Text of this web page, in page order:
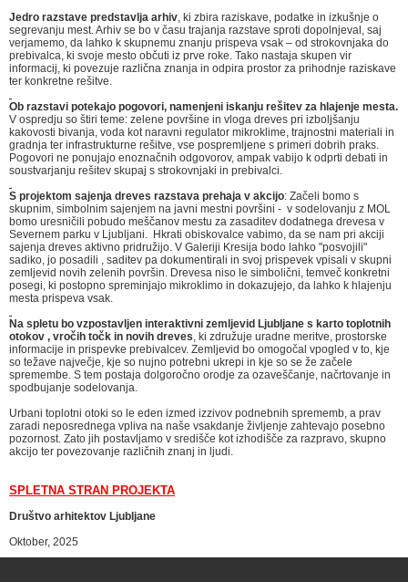
Jedro razstave predstavlja arhiv , ki zbira raziskave, podatke in izkušnje o
segrevanju mest. Arhiv se bo v času trajanja razstave sproti dopolnjeval, saj
verjamemo, da lahko k skupnemu znanju prispeva vsak – od strokovnjaka do
prebivalca, ki svoje mesto občuti iz prve roke. Tako nastaja skupen vir
informacij, ki povezuje različna znanja in odpira prostor za prihodnje raziskave
ter konkretne rešitve.
Ob razstavi potekajo pogovori, namenjeni iskanju rešitev za hlajenje mesta.
V ospredju so štiri teme: zelene površine in vloga dreves pri izboljšanju
kakovosti bivanja, voda kot naravni regulator mikroklime, trajnostni materiali in
gradnja ter infrastrukturne rešitve, vse pospremljene s primeri dobrih praks.
Pogovori ne ponujajo enoznačnih odgovorov, ampak vabijo k odprti debati in
soustvarjanju rešitev skupaj s strokovnjaki in prebivalci.
S projektom sajenja dreves razstava prehaja v akcijo: Začeli bomo s
skupnim, simbolnim sajenjem na javni mestni površini - v sodelovanju z MOL
bomo uresničili pobudo meščanov mestu za zasaditev dodatnega drevesa v
Severnem parku v Ljubljani. Hkrati obiskovalce vabimo, da se nam pri akciji
sajenja dreves aktivno pridružijo. V Galeriji Kresija bodo lahko "posvojili"
sadiko, jo posadili , saditev pa dokumentirali in svoj prispevek vpisali v skupni
zemljevid novih zelenih površin. Drevesa niso le simbolični, temveč konkretni
posegi, ki postopno spreminjajo mikroklimo in dokazujejo, da lahko k hlajenju
mesta prispeva vsak.
Na spletu bo vzpostavljen interaktivni zemljevid Ljubljane s karto toplotnih
otokov , vročih točk in novih dreves , ki združuje uradne meritve, prostorske
informacije in prispevke prebivalcev. Zemljevid bo omogočal vpogled v to, kje
so težave največje, kje so nujno potrebni ukrepi in kje so se že začele
spremembe. S tem postaja dolgoročno orodje za ozaveščanje, načrtovanje in
spodbujanje sodelovanja.
Urbani toplotni otoki so le eden izmed izzivov podnebnih sprememb, a prav
zaradi neposrednega vpliva na naše vsakdanje življenje zahtevajo posebno
pozornost. Zato jih postavljamo v središče kot izhodišče za razpravo, skupno
akcijo ter povezovanje različnih znanj in ljudi.
SPLETNA STRAN PROJEKTA
Društvo arhitektov Ljubljane
Oktober, 2025